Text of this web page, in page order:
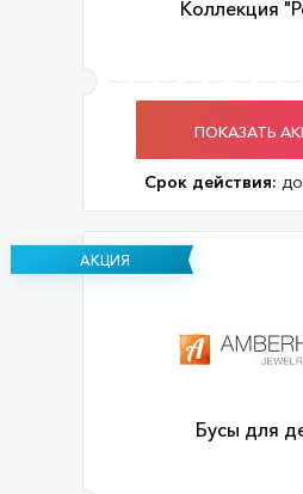
Коллекция
ПОКАЗАТЬ
Срок действия:
АКЦИЯ
Бусы для